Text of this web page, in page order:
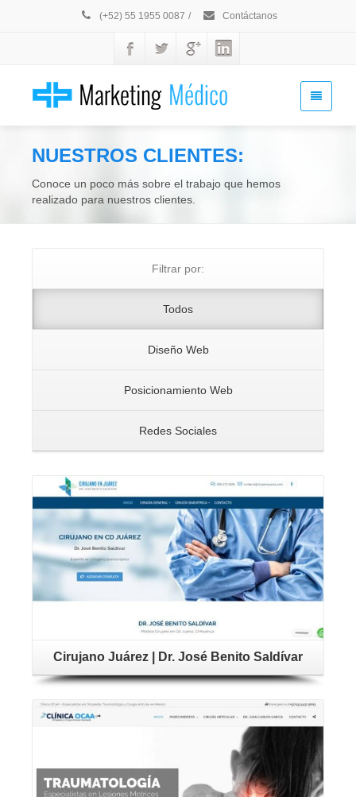
(+52) 55 1955 0087 / Contáctanos
NUESTROS CLIENTES:
Conoce un poco más sobre el trabajo que hemos
realizado para nuestros clientes.
Filtrar por:
Todos
Diseño Web
Posicionamiento Web
Redes Sociales
Cirujano Juárez | Dr. José Benito Saldívar